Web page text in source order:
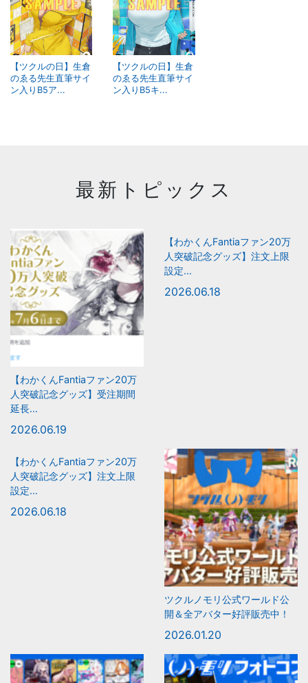
【ツクルの日】生倉
のゑる先生直筆サイ
ン入りB5ア...
【ツクルの日】生倉
のゑる先生直筆サイ
ン入りB5キ...
最新トピックス
【わかくんFantiaファン20万
人突破記念グッズ】受注期間
延長...
2026.06.19
【わかくんFantiaファン20万
人突破記念グッズ】注文上限
設定...
2026.06.18
【わかくんFantiaファン20万
人突破記念グッズ】注文上限
設定...
2026.06.18
ツクルノモリ公式ワールド公
開＆全アバター好評販売中！
2026.01.20